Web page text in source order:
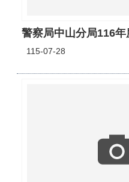
警察局中山分局116
115-07-28